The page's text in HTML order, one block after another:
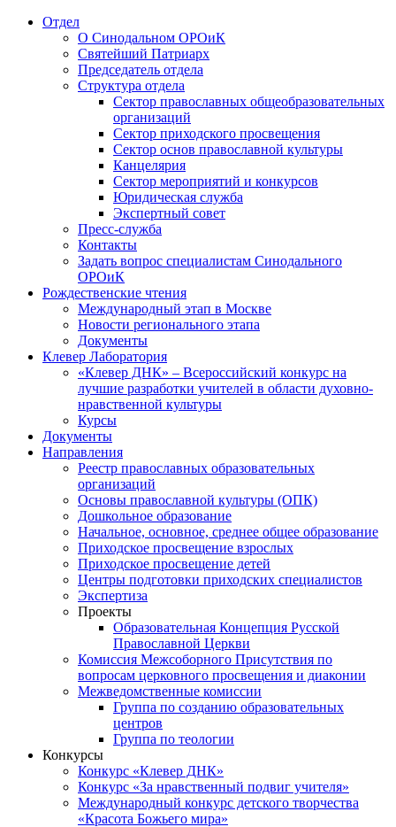
Отдел
О Синодальном ОРОиК
Святейший Патриарх
Председатель отдела
Структура отдела
Сектор православных общеобразовательных
организаций
Сектор приходского просвещения
Сектор основ православной культуры
Канцелярия
Сектор мероприятий и конкурсов
Юридическая служба
Экспертный совет
Пресс-служба
Контакты
Задать вопрос специалистам Синодального
ОРОиК
Рождественские чтения
Международный этап в Москве
Новости регионального этапа
Документы
Клевер Лаборатория
«Клевер ДНК» – Всероссийский конкурс на
лучшие разработки учителей в области духовно-
нравственной культуры
Курсы
Документы
Направления
Реестр православных образовательных
организаций
Основы православной культуры (ОПК)
Дошкольное образование
Начальное, основное, среднее общее образование
Приходское просвещение взрослых
Приходское просвещение детей
Центры подготовки приходских специалистов
Экспертиза
Проекты
Образовательная Концепция Русской
Православной Церкви
Комиссия Межсоборного Присутствия по
вопросам церковного просвещения и диаконии
Межведомственные комиссии
Группа по созданию образовательных
центров
Группа по теологии
Конкурсы
Конкурс «Клевер ДНК»
Конкурс «За нравственный подвиг учителя»
Международный конкурс детского творчества
«Красота Божьего мира»